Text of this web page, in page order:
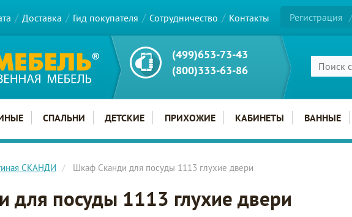
Доставка Гид покупателя Сотрудничество Контакты Регистрация
(499)653-73-43
(800)333-63-86
СПАЛЬНИ ДЕТСКИЕ ПРИХОЖИЕ КАБИНЕТЫ ВАННЫЕ
СКАНДИ Шкаф Сканди для посуды 1113 глухие двери
для посуды 1113 глухие двери